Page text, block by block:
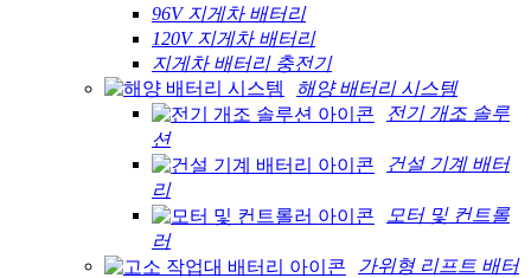
96V 지게차 배터리
120V 지게차 배터리
지게차 배터리 충전기
해양 배터리 시스템
전기 개조 솔루
션
건설 기계 배터
리
모터 및 컨트롤
러
가위형 리프트 배터